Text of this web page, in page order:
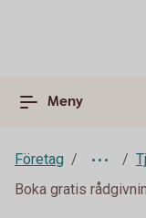
Meny
Företag
Boka gratis